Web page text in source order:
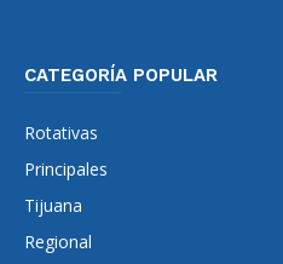
CATEGORÍA POPULAR
Rotativas
Principales
Tijuana
Regional